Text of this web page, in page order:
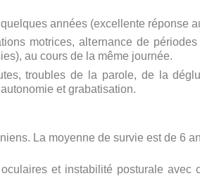
années (excellente réponse
motrices, alternance de
au cours de la même journée.
troubles de la parole, de la
et grabatisation.
La moyenne de survie est de 6
et instabilité posturale avec